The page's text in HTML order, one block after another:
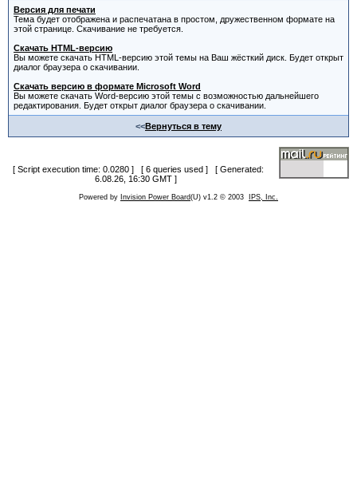
Версия для печати
Тема будет отображена и распечатана в простом, дружественном формате на
этой странице. Скачивание не требуется.
Скачать HTML-версию
Вы можете скачать HTML-версию этой темы на Ваш жёсткий диск. Будет открыт
диалог браузера о скачивании.
Скачать версию в формате Microsoft Word
Вы можете скачать Word-версию этой темы с возможностью дальнейшего
редактирования. Будет открыт диалог браузера о скачивании.
<<Вернуться в тему
[ Script execution time: 0.0280 ] [ 6 queries used ] [ Generated:
6.08.26, 16:30 GMT ]
Powered by Invision Power Board(U) v1.2 © 2003 IPS, Inc.